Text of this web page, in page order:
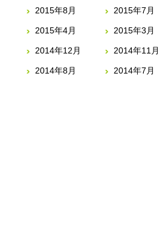
2015年8月 2015年7月
2015年4月 2015年3月
2014年12月 2014年11月
2014年8月 2014年7月